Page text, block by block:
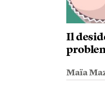
Il
Maïa